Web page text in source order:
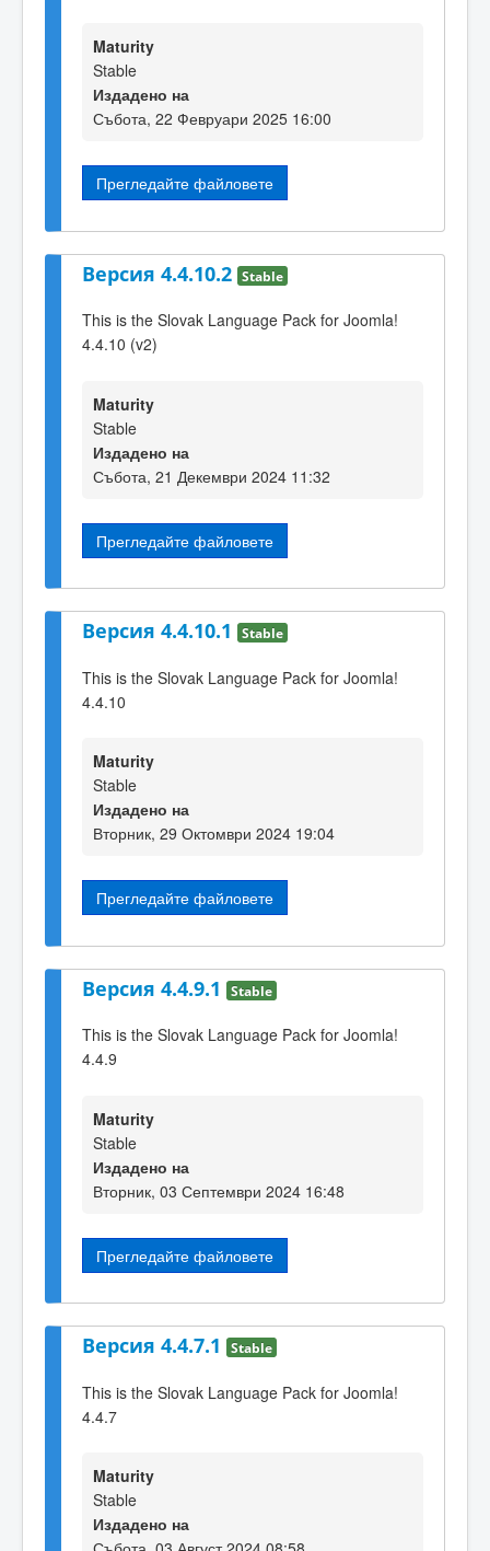
Maturity
Stable
Издадено на
Събота, 22 Февруари 2025 16:00
Прегледайте файловете
Версия 4.4.10.2 Stable
This is the Slovak Language Pack for Joomla!
4.4.10 (v2)
Maturity
Stable
Издадено на
Събота, 21 Декември 2024 11:32
Прегледайте файловете
Версия 4.4.10.1 Stable
This is the Slovak Language Pack for Joomla!
4.4.10
Maturity
Stable
Издадено на
Вторник, 29 Октомври 2024 19:04
Прегледайте файловете
Версия 4.4.9.1 Stable
This is the Slovak Language Pack for Joomla!
4.4.9
Maturity
Stable
Издадено на
Вторник, 03 Септември 2024 16:48
Прегледайте файловете
Версия 4.4.7.1 Stable
This is the Slovak Language Pack for Joomla!
4.4.7
Maturity
Stable
Издадено на